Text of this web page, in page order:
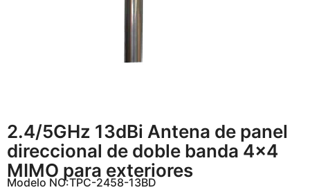
2.4/5GHz 13dBi Antena de panel
direccional de doble banda 4×4
MIMO para exteriores
Modelo NO:TPC-2458-13BD